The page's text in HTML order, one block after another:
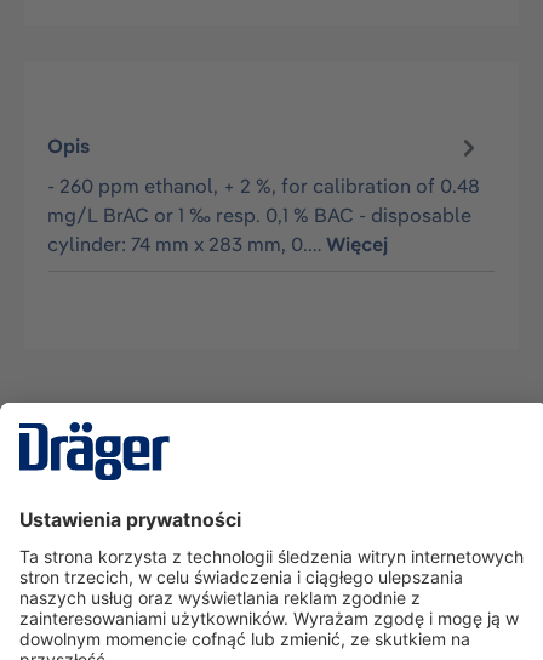
Opis
- 260 ppm ethanol, + 2 %, for calibration of 0.48
mg/L BrAC or 1 ‰ resp. 0,1 % BAC - disposable
cylinder: 74 mm x 283 mm, 0.…Więcej
Serwisowa linia hotline
O nas